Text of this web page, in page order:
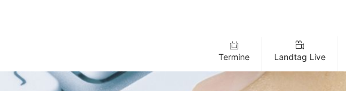
Termine Landtag Live